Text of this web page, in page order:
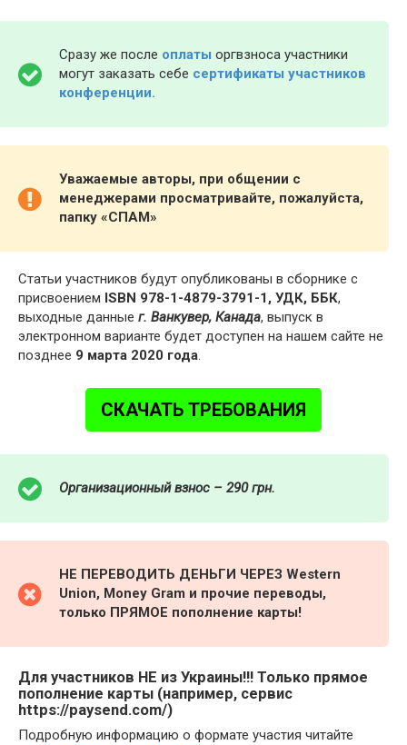
Сразу же после оплаты оргвзноса участники
могут заказать себе сертификаты участников
конференции.
Уважаемые авторы, при общении с
менеджерами просматривайте, пожалуйста,
папку «СПАМ»
Статьи участников будут опубликованы в сборнике с
присвоением ISBN 978-1-4879-3791-1, УДК, ББК,
выходные данные г. Ванкувер, Канада, выпуск в
электронном варианте будет доступен на нашем сайте не
позднее 9 марта 2020 года.
СКАЧАТЬ ТРЕБОВАНИЯ
Организационный взнос – 290 грн.
НЕ ПЕРЕВОДИТЬ ДЕНЬГИ ЧЕРЕЗ Western
Union, Money Gram и прочие переводы,
только ПРЯМОЕ пополнение карты!
Для участников НЕ из Украины!!! Только прямое
пополнение карты (например, сервис
https://paysend.com/)
Подробную информацию о формате участия читайте